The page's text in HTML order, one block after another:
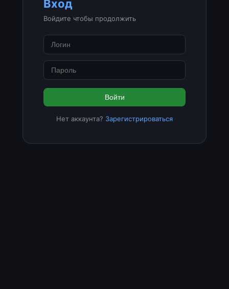
Вход
Войдите чтобы продолжить
Войти
Нет аккаунта? Зарегистрироваться